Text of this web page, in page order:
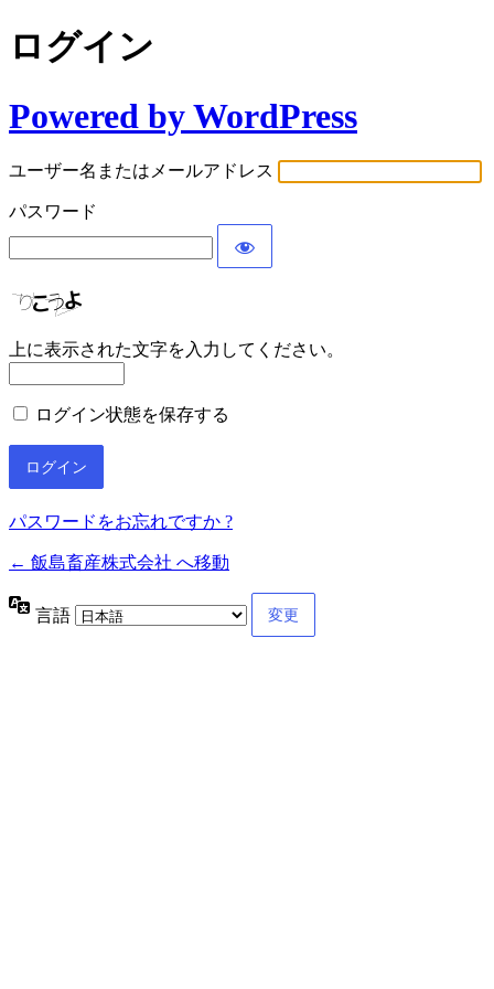
ログイン
Powered by WordPress
ユーザー名またはメールアドレス
パスワード
上に表示された文字を入力してください。
ログイン状態を保存する
パスワードをお忘れですか ?
← 飯島畜産株式会社 へ移動
言語